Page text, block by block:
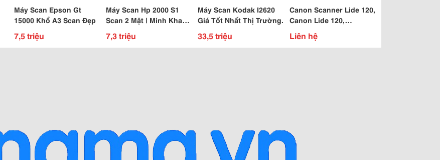
Máy Scan Epson Gt
15000 Khổ A3 Scan Đẹp
7,5 triệu
Máy Scan Hp 2000 S1
Scan 2 Mặt | Minh Khang
Jsc
7,3 triệu
Máy Scan Kodak I2620
Giá Tốt Nhất Thị Trường.
33,5 triệu
Canon Scanner Lide 120,
Canon Lide 120,
Scanner/ Máy Quét
Canon Lide 120
Liên hệ